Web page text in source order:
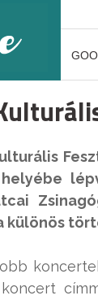
helyébe
különös